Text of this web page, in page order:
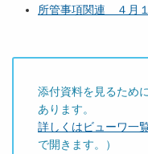
所管事項関連 ４月
添付資料を見るため
あります。
詳しくはビューワ一
で開きます。）